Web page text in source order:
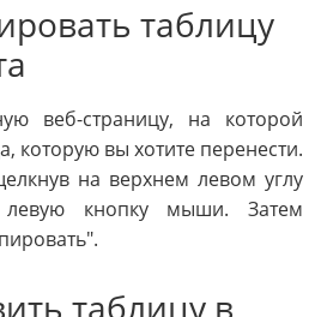
таблицу
веб-страницу, на которой
которую вы хотите перенести.
на верхнем левом углу
кнопку мыши. Затем
таблицу в